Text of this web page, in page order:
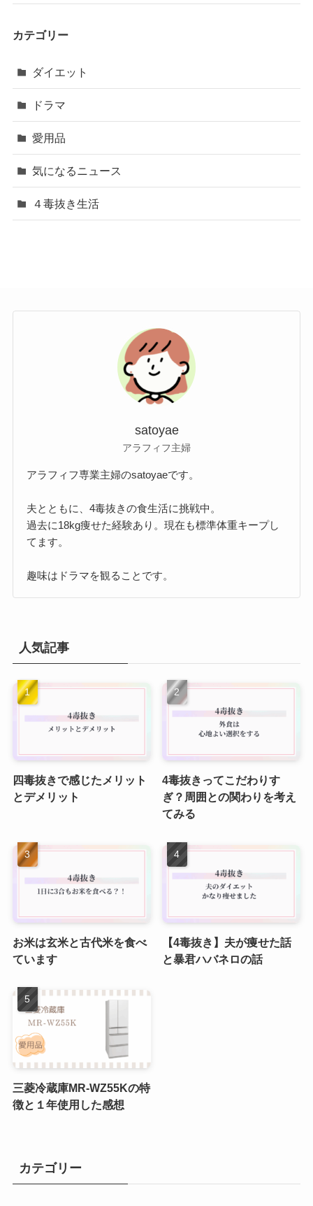
カテゴリー
ダイエット
ドラマ
愛用品
気になるニュース
４毒抜き生活
satoyae
アラフィフ主婦
アラフィフ専業主婦のsatoyaeです。
夫とともに、4毒抜きの食生活に挑戦中。
過去に18kg痩せた経験あり。現在も標準体重キープし
てます。
趣味はドラマを観ることです。
人気記事
四毒抜きで感じたメリット
とデメリット
4毒抜きってこだわりす
ぎ？周囲との関わりを考え
てみる
お米は玄米と古代米を食べ
ています
【4毒抜き】夫が痩せた話
と暴君ハバネロの話
三菱冷蔵庫MR-WZ55Kの特
徴と１年使用した感想
カテゴリー